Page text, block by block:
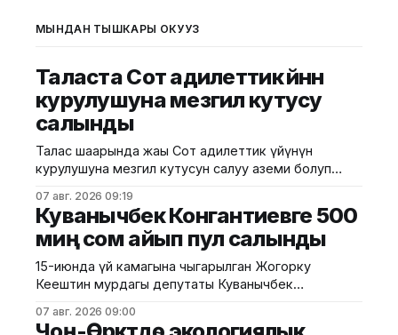
МЫНДАН ТЫШКАРЫ ОКУҢУЗ
Таласта Сот адилеттик үйүнүн
курулушуна мезгил кутусу
салынды
Талас шаарында жаңы Сот адилеттик үйүнүн
курулушуна мезгил кутусун салуу аземи болуп
өкүлчүлүгүнөн билдиришти. Иш-чарага Жогорку
соттун төрагасы Медербек Сатыев, президенттин
Талас облусундагы ыйгарым укуктуу өкүлү Эрмат
департаментинин директору Бакыт Курманалиев,
Талас облустук сотунун төрагасы Эльярбек
Абдимиталипов, ошондой эле
07 авг. 2026 09:19
Куванычбек Конгантиевге 500
миң сом айып пул салынды
15-июнда үй камагына чыгарылган Жогорку
Кеңештин мурдагы депутаты Куванычбек
Бул тууралуу Бишкек шаардык сотунун басма сөз
07 авг. 2026 09:00